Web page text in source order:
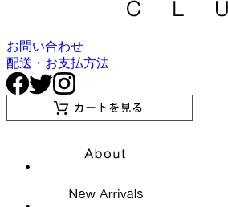
お問い合わせ
配送・お支払方法